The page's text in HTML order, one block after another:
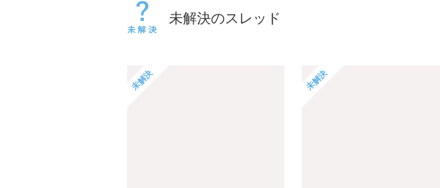
未解決のスレッド
未解決 未解決